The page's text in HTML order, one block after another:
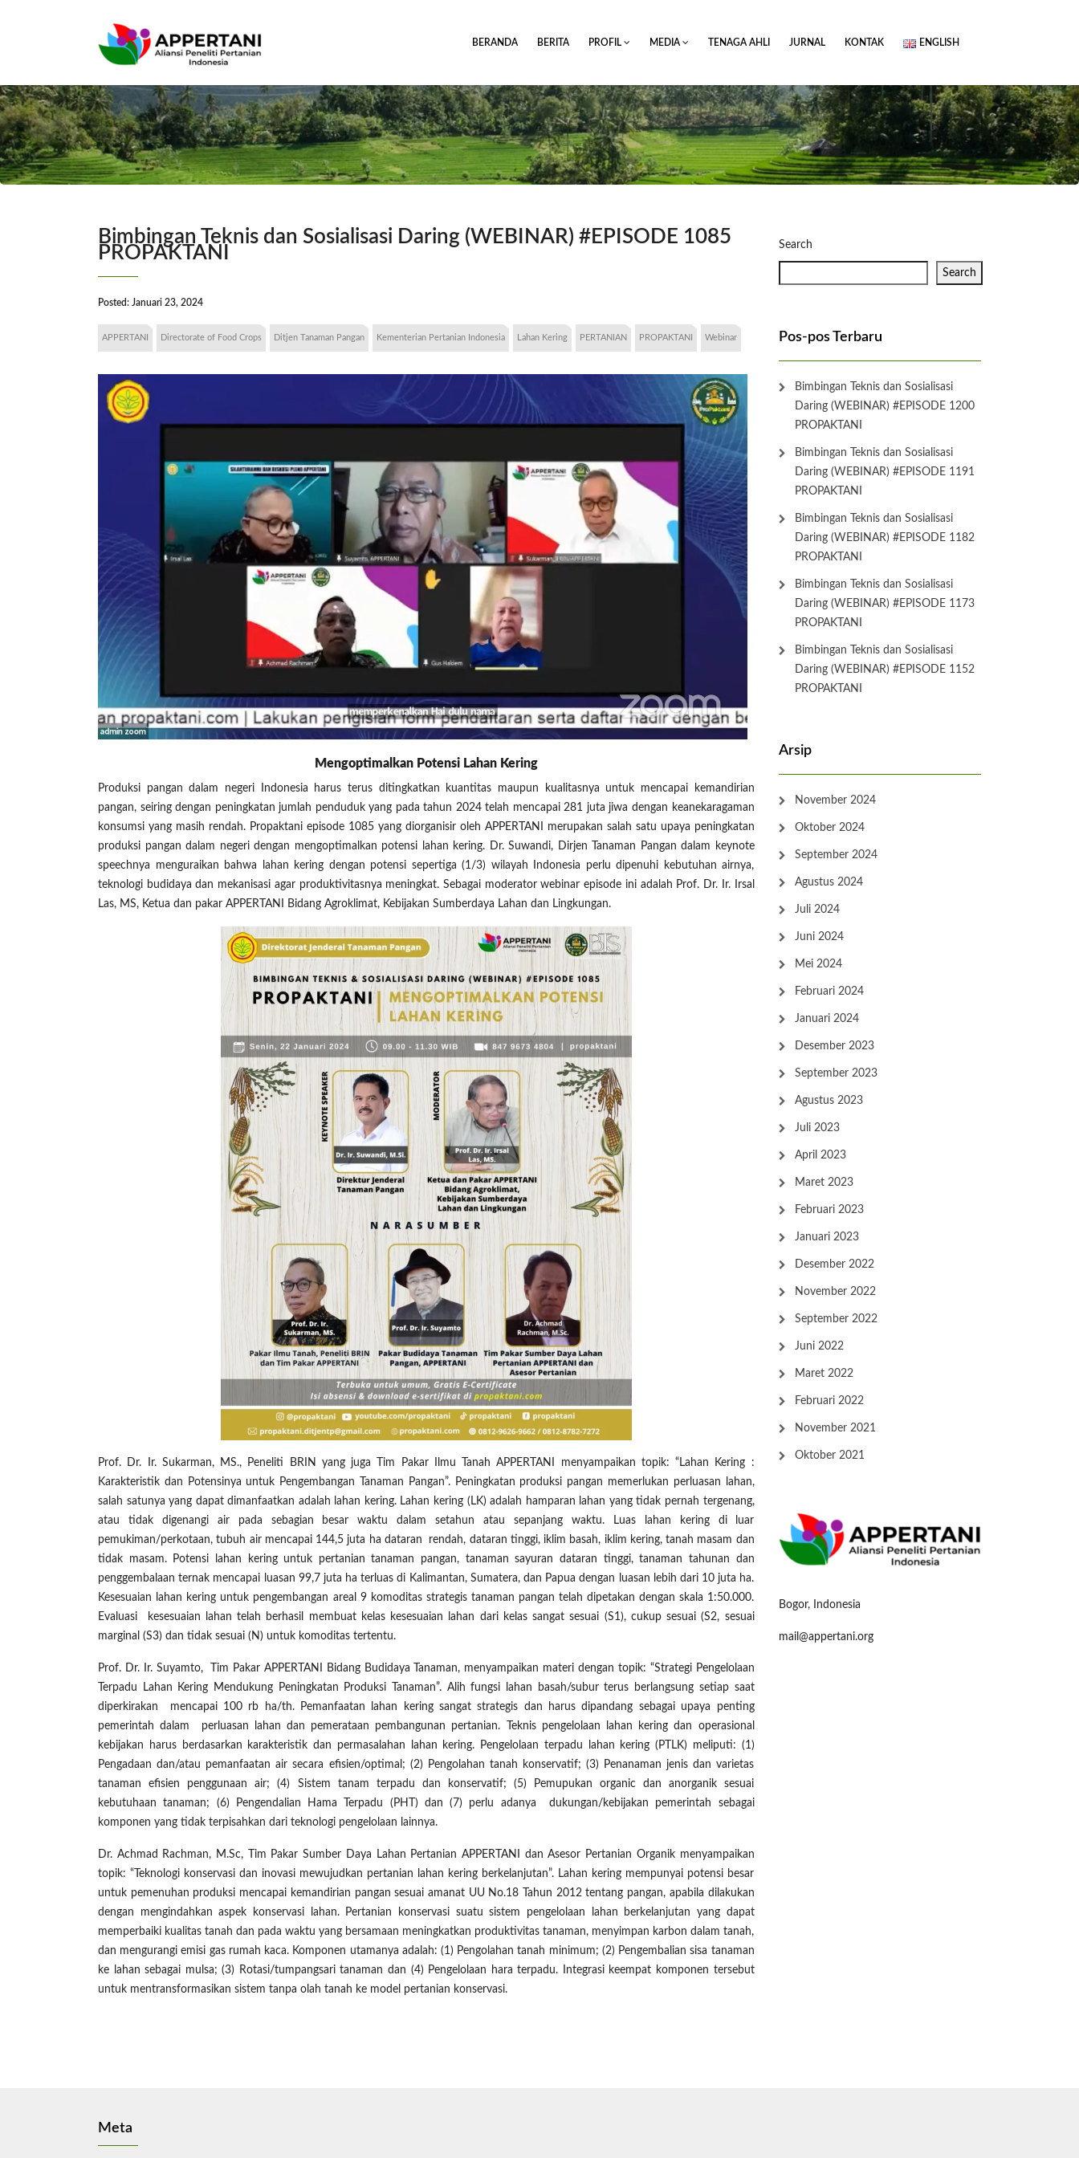
BERANDA BERITA PROFIL MEDIA TENAGA AHLI JURNAL KONTAK ENGLISH
Bimbingan Teknis dan Sosialisasi Daring (WEBINAR) #EPISODE 1085
PROPAKTANI
Posted: Januari 23, 2024
APPERTANI Directorate of Food Crops Ditjen Tanaman Pangan Kementerian Pertanian Indonesia Lahan Kering PERTANIAN PROPAKTANI Webinar
Mengoptimalkan Potensi Lahan Kering
Produksi pangan dalam negeri Indonesia harus terus ditingkatkan kuantitas maupun kualitasnya untuk mencapai kemandirian
pangan, seiring dengan peningkatan jumlah penduduk yang pada tahun 2024 telah mencapai 281 juta jiwa dengan keanekaragaman
konsumsi yang masih rendah. Propaktani episode 1085 yang diorganisir oleh APPERTANI merupakan salah satu upaya peningkatan
produksi pangan dalam negeri dengan mengoptimalkan potensi lahan kering. Dr. Suwandi, Dirjen Tanaman Pangan dalam keynote
speechnya menguraikan bahwa lahan kering dengan potensi sepertiga (1/3) wilayah Indonesia perlu dipenuhi kebutuhan airnya,
teknologi budidaya dan mekanisasi agar produktivitasnya meningkat. Sebagai moderator webinar episode ini adalah Prof. Dr. Ir. Irsal
Las, MS, Ketua dan pakar APPERTANI Bidang Agroklimat, Kebijakan Sumberdaya Lahan dan Lingkungan.
Prof. Dr. Ir. Sukarman, MS., Peneliti BRIN yang juga Tim Pakar Ilmu Tanah APPERTANI menyampaikan topik: “ Lahan Kering :
Karakteristik dan Potensinya untuk Pengembangan Tanaman Pangan”. Peningkatan produksi pangan memerlukan perluasan lahan,
salah satunya yang dapat dimanfaatkan adalah lahan kering. Lahan kering (LK) adalah hamparan lahan yang tidak pernah tergenang,
atau tidak digenangi air pada sebagian besar waktu dalam setahun atau sepanjang waktu. Luas lahan kering di luar
pemukiman/perkotaan, tubuh air mencapai 144,5 juta ha dataran rendah, dataran tinggi, iklim basah, iklim kering, tanah masam dan
tidak masam.
Potensi lahan kering untuk pertanian tanaman pangan, tanaman sayuran dataran tinggi, tanaman tahunan dan
penggembalaan ternak mencapai luasan 99,7 juta ha terluas di Kalimantan, Sumatera, dan Papua dengan luasan lebih dari 10 juta ha.
Kesesuaian lahan kering untuk pengembangan areal 9 komoditas strategis tanaman pangan telah dipetakan dengan skala 1:50.000.
Evaluasi kesesuaian lahan telah berhasil membuat kelas kesesuaian lahan dari kelas sangat sesuai (S1), cukup sesuai (S2, sesuai
marginal (S3) dan tidak sesuai (N) untuk komoditas tertentu.
Prof. Dr. Ir. Suyamto, Tim Pakar APPERTANI Bidang Budidaya Tanaman, menyampaikan materi dengan topik: “Strategi Pengelolaan
Terpadu Lahan Kering Mendukung Peningkatan Produksi Tanaman”. Alih fungsi lahan basah/subur terus berlangsung setiap saat
diperkirakan mencapai 100 rb ha/th.
Pemanfaatan lahan kering sangat strategis dan harus dipandang sebagai upaya penting
pemerintah dalam perluasan lahan dan pemerataan pembangunan pertanian. Teknis pengelolaan lahan kering dan operasional
kebijakan harus berdasarkan karakteristik dan permasalahan lahan kering.
Pengelolaan terpadu lahan kering (PTLK) meliputi: (1)
Pengadaan dan/atau pemanfaatan air secara efisien/optimal; (2) Pengolahan tanah konservatif; (3) Penanaman jenis dan varietas
tanaman efisien penggunaan air; (4) Sistem tanam terpadu dan konservatif; (5) Pemupukan organic dan anorganik sesuai
kebutuhaan tanaman; (6) Pengendalian Hama Terpadu (PHT) dan (7) perlu adanya dukungan/kebijakan pemerintah sebagai
komponen yang tidak terpisahkan dari teknologi pengelolaan lainnya.
Dr. Achmad Rachman, M.Sc, Tim Pakar Sumber Daya Lahan Pertanian APPERTANI dan Asesor Pertanian Organik menyampaikan
topik: “Teknologi konservasi dan inovasi mewujudkan pertanian lahan kering berkelanjutan”. Lahan kering mempunyai potensi besar
untuk pemenuhan produksi mencapai kemandirian pangan sesuai amanat UU No.18 Tahun 2012 tentang pangan, apabila dilakukan
dengan mengindahkan aspek konservasi lahan. Pertanian konservasi suatu sistem pengelolaan lahan berkelanjutan yang dapat
memperbaiki kualitas tanah dan pada waktu yang bersamaan meningkatkan produktivitas tanaman, menyimpan karbon dalam tanah,
dan mengurangi emisi gas rumah kaca. Komponen utamanya adalah: (1) Pengolahan tanah minimum; (2) Pengembalian sisa tanaman
ke lahan sebagai mulsa; (3) Rotasi/tumpangsari tanaman dan (4) Pengelolaan hara terpadu. Integrasi keempat komponen tersebut
untuk mentransformasikan sistem tanpa olah tanah ke model pertanian konservasi.
Search
Search
Pos-pos Terbaru
Bimbingan Teknis dan Sosialisasi
Daring (WEBINAR) #EPISODE 1200
PROPAKTANI
Bimbingan Teknis dan Sosialisasi
Daring (WEBINAR) #EPISODE 1191
PROPAKTANI
Bimbingan Teknis dan Sosialisasi
Daring (WEBINAR) #EPISODE 1182
PROPAKTANI
Bimbingan Teknis dan Sosialisasi
Daring (WEBINAR) #EPISODE 1173
PROPAKTANI
Bimbingan Teknis dan Sosialisasi
Daring (WEBINAR) #EPISODE 1152
PROPAKTANI
Arsip
November 2024
Oktober 2024
September 2024
Agustus 2024
Juli 2024
Juni 2024
Mei 2024
Februari 2024
Januari 2024
Desember 2023
September 2023
Agustus 2023
Juli 2023
April 2023
Maret 2023
Februari 2023
Januari 2023
Desember 2022
November 2022
September 2022
Juni 2022
Maret 2022
Februari 2022
November 2021
Oktober 2021
Bogor, Indonesia
mail@appertani.org
Meta